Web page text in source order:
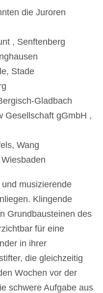
die Juroren
, Senftenberg
Stade
Gladbach
Gesellschaft gGmbH ,
Wang
musizierende
Klingende
Grundbausteinen des
für eine
in ihrer
die gleichzeitig
Wochen vor der
schwere Aufgabe aus